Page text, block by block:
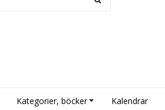
Kategorier, böcker Kalendrar